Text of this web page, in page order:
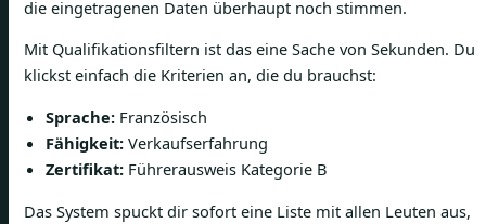
die eingetragenen Daten überhaupt noch stimmen.
Mit Qualifikationsfiltern ist das eine Sache von Sekunden. Du
klickst einfach die Kriterien an, die du brauchst:
Sprache: Französisch
Fähigkeit: Verkaufserfahrung
Zertifikat: Führerausweis Kategorie B
Das System spuckt dir sofort eine Liste mit allen Leuten aus,